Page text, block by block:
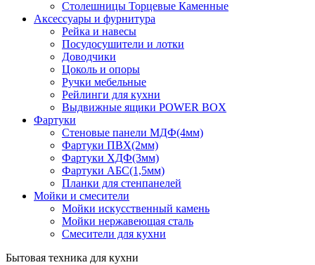
Столешницы Торцевые Каменные
Аксессуары и фурнитура
Рейка и навесы
Посудосушители и лотки
Доводчики
Цоколь и опоры
Ручки мебельные
Рейлинги для кухни
Выдвижные ящики POWER BOX
Фартуки
Стеновые панели МДФ(4мм)
Фартуки ПВХ(2мм)
Фартуки ХДФ(3мм)
Фартуки АБС(1,5мм)
Планки для стенпанелей
Мойки и смесители
Мойки искусственный камень
Мойки нержавеющая сталь
Смесители для кухни
Бытовая техника для кухни